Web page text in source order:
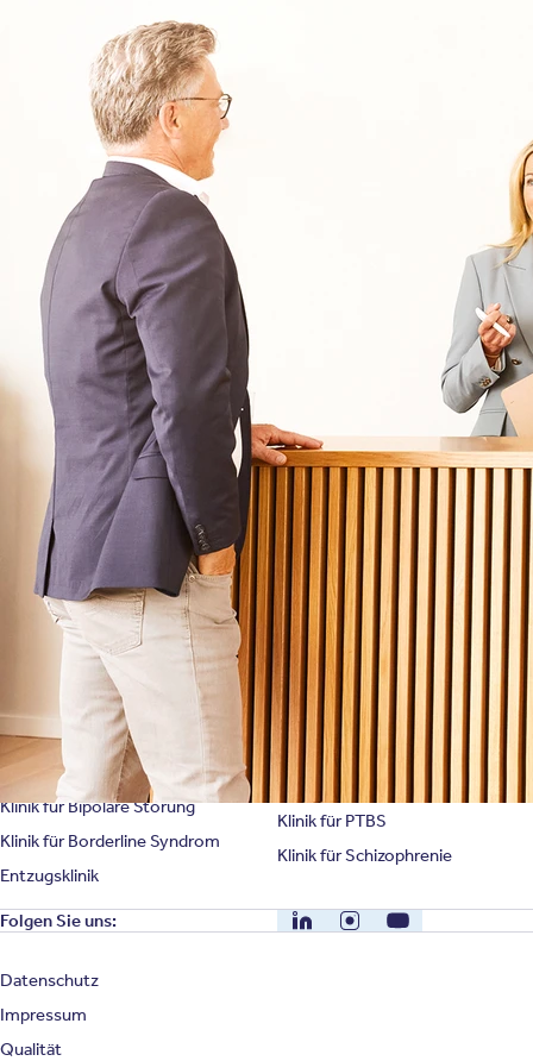
Informationen
Für Patienten
Für Zuweiser
Für Angehörige
Über Oberberg
Kliniken für Kinder & Jugendlichen
Krankheitsbilder & Therapien
Behandlungsfelder
Therapien
Symptome & Beschwerden
Selbsttests
Presse
Bewertungen
Karriere
Unternehmensfakten
Spezialisierte Kliniken
Klinik für Depression
Klinik für Burnout
Klinik für Angststörung
Klinik für Zwangsstörung
Klinik für Persönlichkeitsstörung
Klinik für Bipolare Störung
Klinik für Borderline Syndrom
Entzugsklinik
Suchtklinik
Klinik für Anorexie
Klinik für Erschöpfung
Klinik für Essstörung
Klinik für Mediensucht
Klinik für Psychose
Klinik für PTBS
Klinik für Schizophrenie
Folgen Sie uns: LinkedIn InstagramYouTube
Datenschutz
Impressum
Qualität